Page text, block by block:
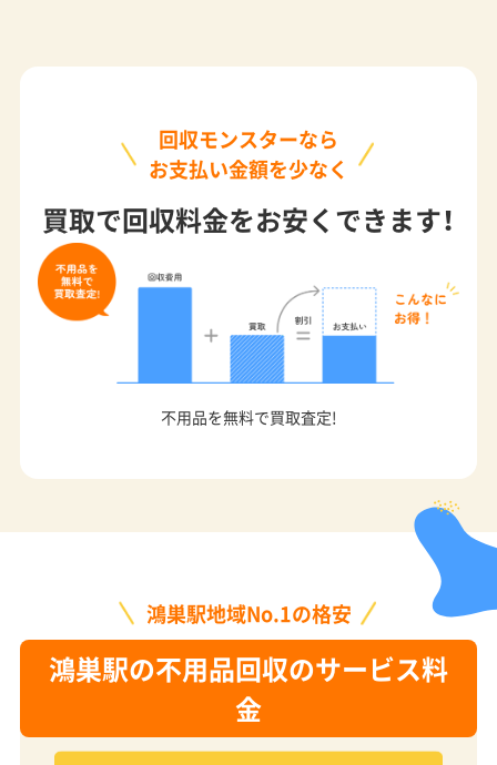
回収モンスターなら
お支払い金額を少なく
買取で回収料金をお安くできます！
不用品を無料で買取査定!
鴻巣駅地域No.1の格安
鴻巣駅の不用品回収のサービス料
金